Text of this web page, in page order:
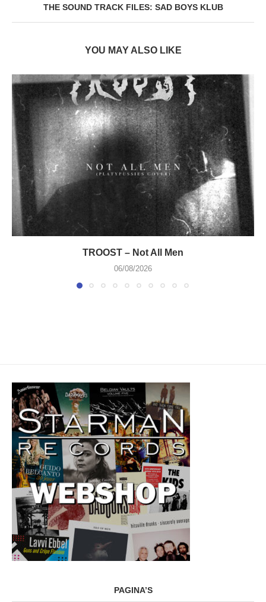
THE SOUND TRACK FILES: SAD BOYS KLUB
YOU MAY ALSO LIKE
TROOST – Not All Men
06/08/2026
PAGINA’S